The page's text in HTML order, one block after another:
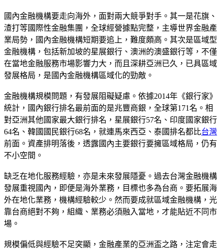
國內金融機構要走向海外，面對兩大競爭對手。其一是花旗、
渣打等國際性金融集團，全球經營據點完整，主導世界金融產
業局勢，國內金融機構短期要追上，難度頗高。其次是區域型
金融機構，包括新加坡的星展銀行、澳洲的澳盛銀行等，不僅
在當地金融服務市場影響力大，而且深耕亞洲已久，已具區域
發展格局，是國內金融機構區域化的勁敵。
金融機構規模問題，有發展阻礙疑慮。依據2014年《銀行家》
統計，國內銀行排名最前面的是兆豐商銀，全球第171名。相
對亞洲其他國家最大銀行排名，星展銀行57名、印度國家銀行
64名、韓國國民銀行68名，就連馬來西亞、泰國排名都比台灣
前面。資產排明落後，透露國內主要銀行要擁區域格局，仍有
不小空間。
缺乏在地化服務經驗，亦是未來發展隱憂。過去台灣金融機構
發展重視國內，即便是海外業務，目標也多為台商。要拓展海
外在地化業務，機構經驗較少。然而要成就區域金融機構，光
靠台商絕對不夠，組織、業務必須融入當地，才能貼近不同市
場。
規模偏低與經驗不足突顯，金融產業的亞洲盃之路，注定會走